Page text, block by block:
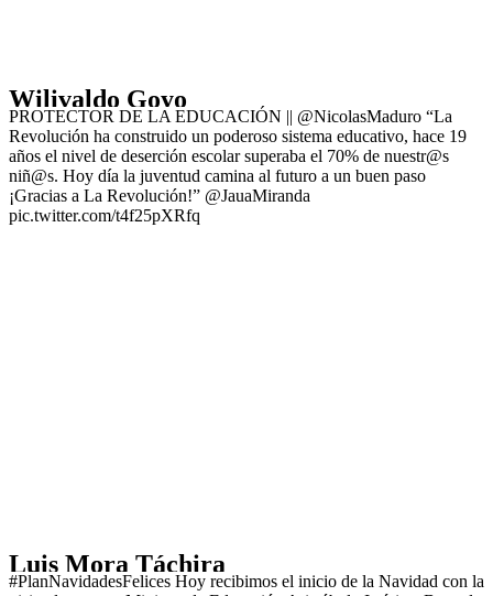
Wilivaldo Goyo
PROTECTOR DE LA EDUCACIÓN || @NicolasMaduro “La
Revolución ha construido un poderoso sistema educativo, hace 19
años el nivel de deserción escolar superaba el 70% de nuestr@s
niñ@s. Hoy día la juventud camina al futuro a un buen paso
¡Gracias a La Revolución!” @JauaMiranda
pic.twitter.com/t4f25pXRfq
Luis Mora Táchira
#PlanNavidadesFelices Hoy recibimos el inicio de la Navidad con la